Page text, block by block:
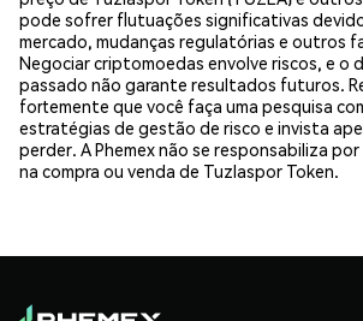
pode sofrer flutuações significativas
mercado, mudanças regulatórias e outros
Negociar criptomoedas envolve riscos, e o
passado não garante resultados futuros.
fortemente que você faça uma pesquisa
estratégias de gestão de risco e invista
perder. A Phemex não se responsabiliza
na compra ou venda de Tuzlaspor Token.